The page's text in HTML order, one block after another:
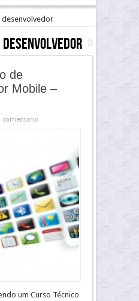
desenvolvedor
desenvolvedor
de
Mobile –
comentário
um Curso Técnico